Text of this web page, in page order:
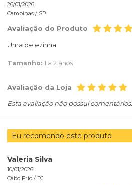
26/01/2026
Campinas / SP
Avaliação do Produto
Uma belezinha
Tamanho: 1 a 2 anos
Avaliação da Loja
Esta avaliação não possui comentários.
Eu recomendo este produto
Valeria Silva
10/01/2026
Cabo Frio / RJ